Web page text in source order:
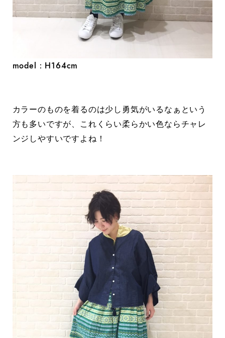
model：H164cm
カラーのものを着るのは少し勇気がいるなぁという
方も多いですが、これくらい柔らかい色ならチャレ
ンジしやすいですよね！